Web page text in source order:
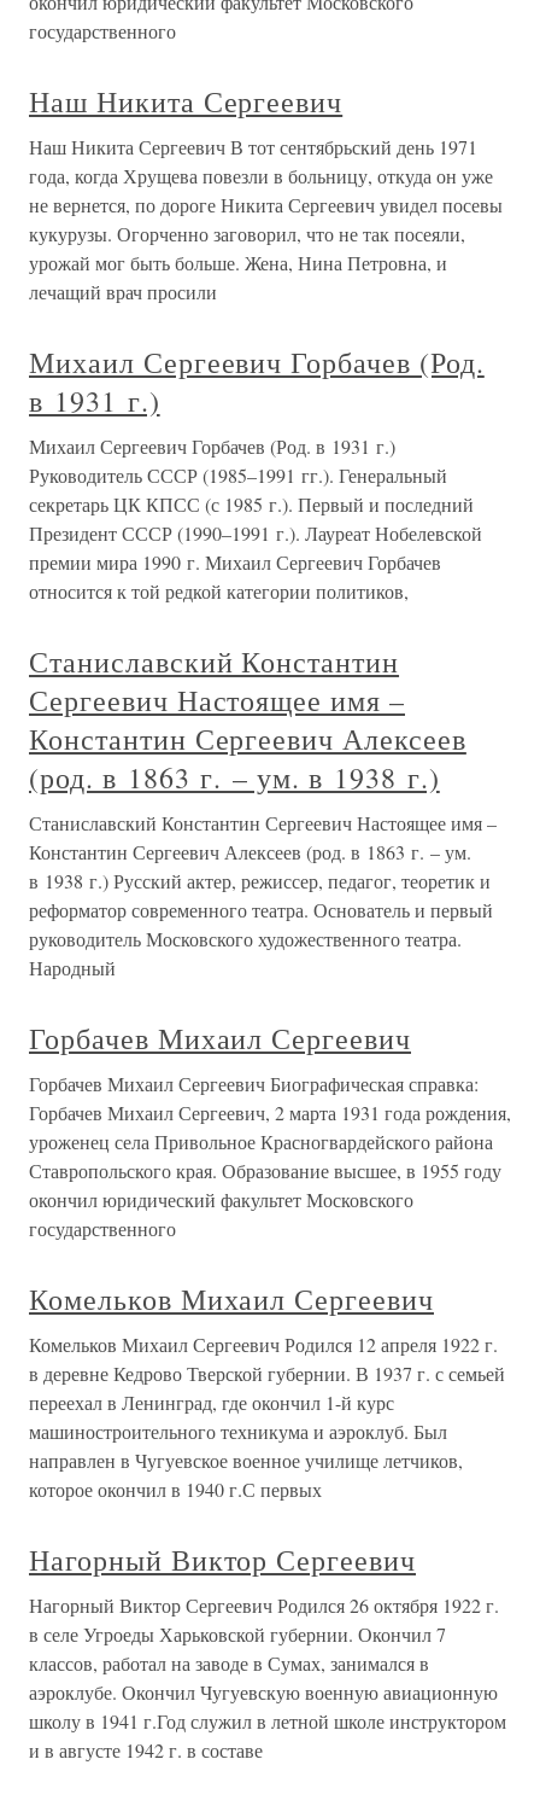
государственного
Наш Никита Сергеевич
Наш Никита Сергеевич В тот сентябрьский день 1971
года, когда Хрущева повезли в больницу, откуда он уже
не вернется, по дороге Никита Сергеевич увидел посевы
кукурузы. Огорченно заговорил, что не так посеяли,
урожай мог быть больше. Жена, Нина Петровна, и
лечащий врач просили
Михаил Сергеевич Горбачев (Род.
в 1931 г.)
Михаил Сергеевич Горбачев (Род. в 1931 г.)
Руководитель СССР (1985–1991 гг.). Генеральный
секретарь ЦК КПСС (с 1985 г.). Первый и последний
Президент СССР (1990–1991 г.). Лауреат Нобелевской
премии мира 1990 г. Михаил Сергеевич Горбачев
относится к той редкой категории политиков,
Станиславский Константин
Сергеевич Настоящее имя –
Константин Сергеевич Алексеев
(род. в 1863 г. – ум. в 1938 г.)
Станиславский Константин Сергеевич Настоящее имя –
Константин Сергеевич Алексеев (род. в 1863 г. – ум.
в 1938 г.) Русский актер, режиссер, педагог, теоретик и
реформатор современного театра. Основатель и первый
руководитель Московского художественного театра.
Народный
Горбачев Михаил Сергеевич
Горбачев Михаил Сергеевич Биографическая справка:
Горбачев Михаил Сергеевич, 2 марта 1931 года рождения,
уроженец села Привольное Красногвардейского района
Ставропольского края. Образование высшее, в 1955 году
окончил юридический факультет Московского
государственного
Комельков Михаил Сергеевич
Комельков Михаил Сергеевич Родился 12 апреля 1922 г.
в деревне Кедрово Тверской губернии. В 1937 г. с семьей
переехал в Ленинград, где окончил 1-й курс
машиностроительного техникума и аэроклуб. Был
направлен в Чугуевское военное училище летчиков,
которое окончил в 1940 г.С первых
Нагорный Виктор Сергеевич
Нагорный Виктор Сергеевич Родился 26 октября 1922 г.
в селе Угроеды Харьковской губернии. Окончил 7
классов, работал на заводе в Сумах, занимался в
аэроклубе. Окончил Чугуевскую военную авиационную
школу в 1941 г.Год служил в летной школе инструктором
и в августе 1942 г. в составе